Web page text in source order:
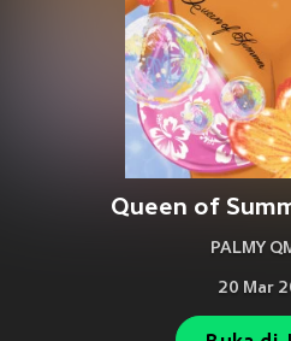
Queen of
PALMY
20 Mar